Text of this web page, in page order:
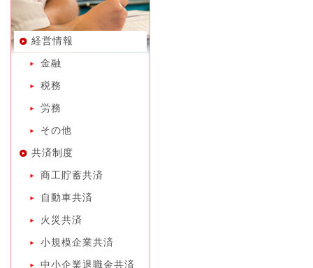
経営情報
金融
税務
労務
その他
共済制度
商工貯蓄共済
自動車共済
火災共済
小規模企業共済
中小企業退職金共済